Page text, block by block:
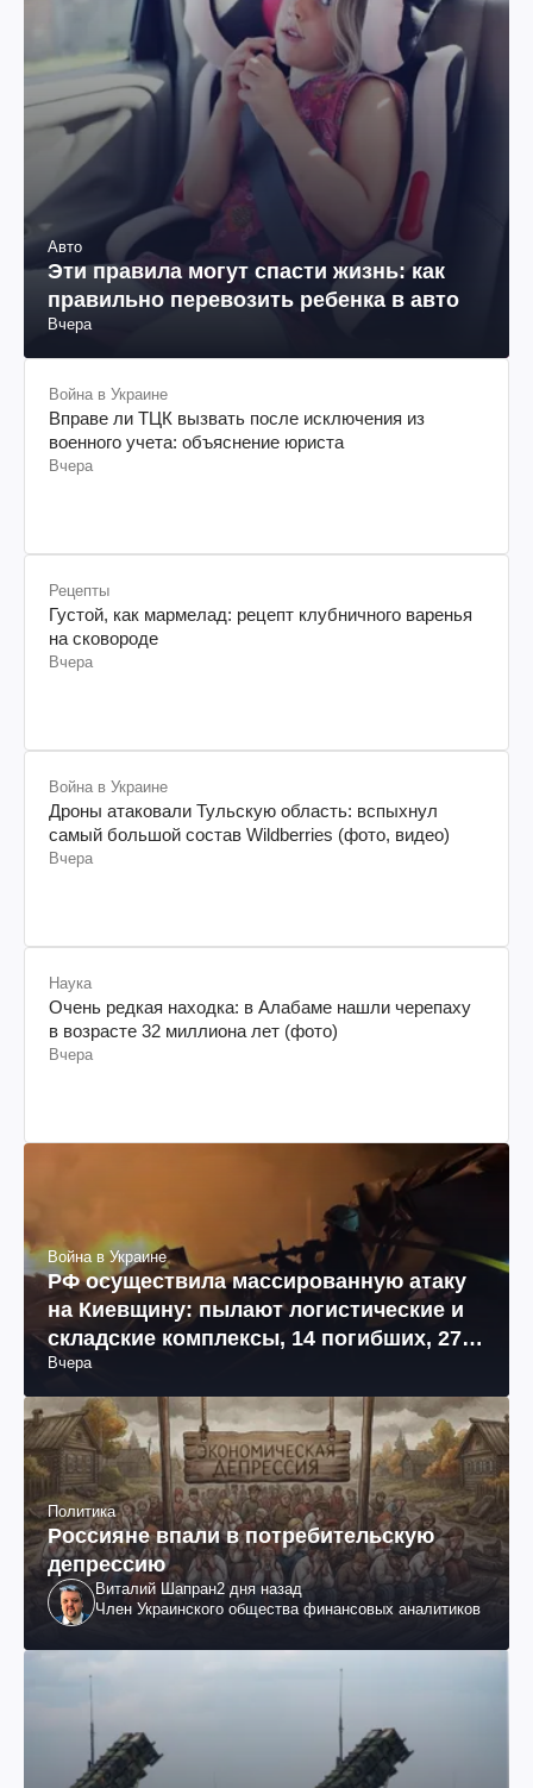
Авто
Эти правила могут спасти жизнь: как
правильно перевозить ребенка в авто
Вчера
Война в Украине
Вправе ли ТЦК вызвать после исключения из
военного учета: объяснение юриста
Вчера
Рецепты
Густой, как мармелад: рецепт клубничного варенья
на сковороде
Вчера
Война в Украине
Дроны атаковали Тульскую область: вспыхнул
самый большой состав Wildberries (фото, видео)
Вчера
Наука
Очень редкая находка: в Алабаме нашли черепаху
в возрасте 32 миллиона лет (фото)
Вчера
Война в Украине
РФ осуществила массированную атаку
на Киевщину: пылают логистические и
складские комплексы, 14 погибших, 27
раненых (фото, видео)
Вчера
Политика
Россияне впали в потребительскую
депрессию
Виталий Шапран2 дня назад
Член Украинского общества финансовых аналитиков